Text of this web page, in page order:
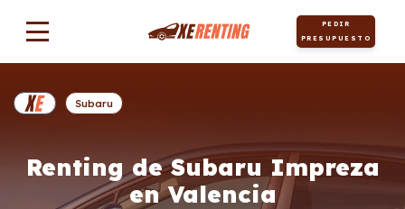
PEDIR
PRESUPUESTO
Renting de Subaru Impreza
en Valencia
Subaru